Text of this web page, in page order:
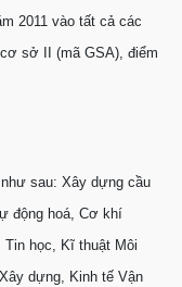
2011 vào tất cả các
sở II (mã GSA), điểm
sau: Xây dựng cầu
động hoá, Cơ khí
học, Kĩ thuật Môi
dựng, Kinh tế Vận